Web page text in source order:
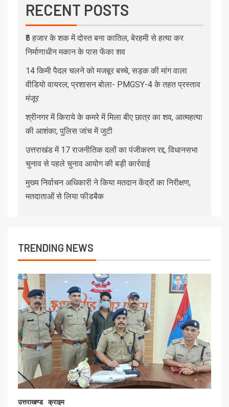
RECENT POSTS
₹5 हजार के शक में दोस्त बना कातिल, बेरहमी से हत्या कर
निर्माणाधीन मकान के पास फेंका शव
14 किमी पैदल चलने को मजबूर बच्चे, सड़क की मांग वाला
वीडियो वायरल; प्रशासन बोला- PMGSY-4 के तहत प्रस्ताव
मंजूर
श्रीनगर में किराये के कमरे में मिला बीए छात्र का शव, आत्महत्या
की आशंका; पुलिस जांच में जुटी
उत्तराखंड में 17 राजनीतिक दलों का पंजीकरण रद्द, विधानसभा
चुनाव से पहले चुनाव आयोग की बड़ी कार्रवाई
मुख्य निर्वाचन अधिकारी ने किया मतदान केंद्रों का निरीक्षण,
मतदाताओं से लिया फीडबैक
TRENDING NEWS
उत्तराखण्ड क्राइम